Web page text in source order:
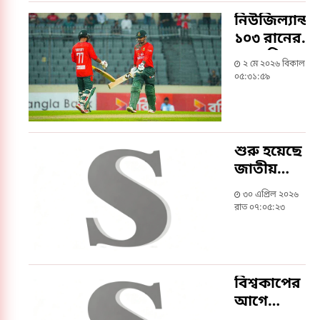
১০৩ রানের
লক্ষ্য দিল
বাংলাদেশ
২ মে ২০২৬ বিকাল
০৫:৩১:৫৯
শুরু হয়েছে
জাতীয়
স্নুকার
প্রতিযোগিতা
৩০ এপ্রিল ২০২৬
রাত ০৭:০৫:২৩
বিশ্বকাপের
আগে